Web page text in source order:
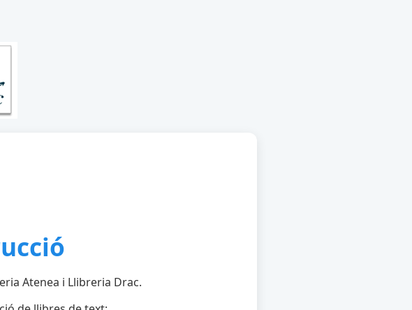
Atenea i Llibreria Drac.